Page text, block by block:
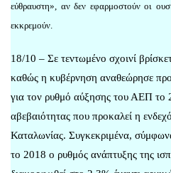
εύθραυστη», αν δεν εφαρμοστούν οι
εκκρεμούν.
18/10 – Σε τεντωμένο σχοινί
καθώς η κυβέρνηση αναθεώρησε
για τον ρυθμό αύξησης του ΑΕΠ το
αβεβαιότητας που προκαλεί η
Καταλωνίας. Συγκεκριμένα,
το 2018 ο ρυθμός ανάπτυξης της